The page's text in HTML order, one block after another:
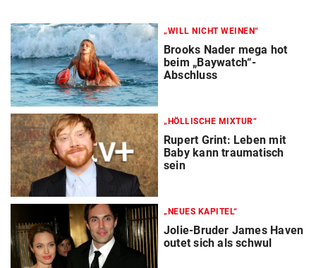
„WILL NICHT WEINEN“
Brooks Nader mega hot
beim „Baywatch“-
Abschluss
„HÖLLISCHE MIXTUR“
Rupert Grint: Leben mit
Baby kann traumatisch
sein
„NEUES KAPITEL“
Jolie-Bruder James Haven
outet sich als schwul